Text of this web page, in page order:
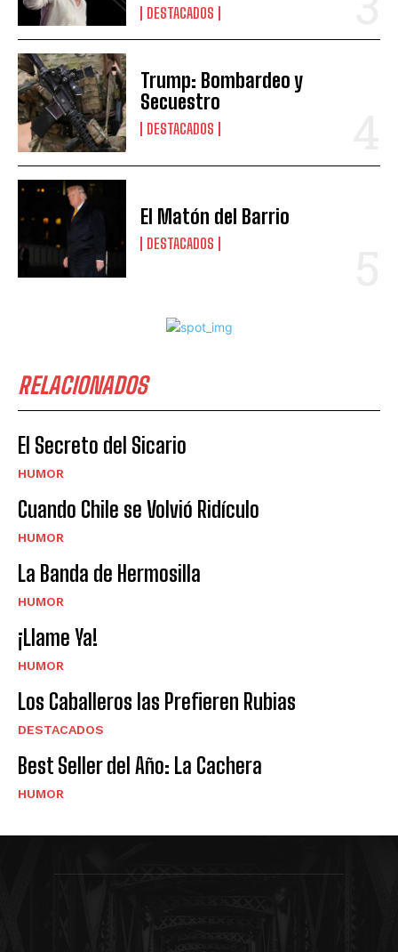
DESTACADOS
Trump: Bombardeo y
Secuestro
DESTACADOS
El Matón del Barrio
DESTACADOS
RELACIONADOS
El Secreto del Sicario
HUMOR
Cuando Chile se Volvió Ridículo
HUMOR
La Banda de Hermosilla
HUMOR
¡Llame Ya!
HUMOR
Los Caballeros las Prefieren Rubias
DESTACADOS
Best Seller del Año: La Cachera
HUMOR